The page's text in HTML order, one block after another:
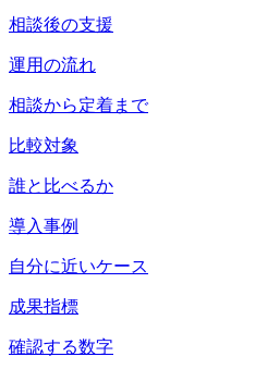
相談後の支援
運用の流れ
相談から定着まで
比較対象
誰と比べるか
導入事例
自分に近いケース
成果指標
確認する数字